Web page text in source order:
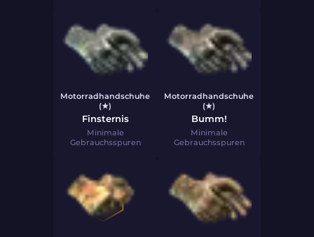
Motorradhandschuhe
(★)
Finsternis
Minimale
Gebrauchsspuren
Motorradhandschuhe
(★)
Bumm!
Minimale
Gebrauchsspuren